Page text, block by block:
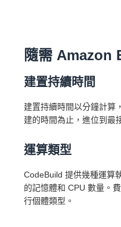
隨需 Amazon
建置持續時間
建置持續時間以分鐘計算
建的時間為止，進位到最
運算類型
CodeBuild 提供幾種運算
的記憶體和 CPU 數量。
行個體類型。